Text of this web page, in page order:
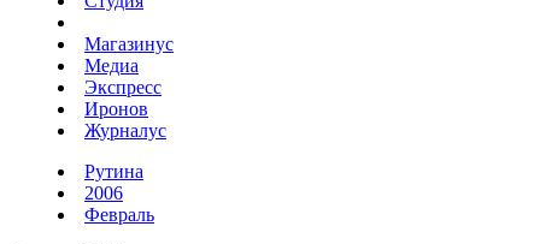
Магазинус
Медиа
Экспресс
Иронов
Журналус
Рутина
2006
Февраль